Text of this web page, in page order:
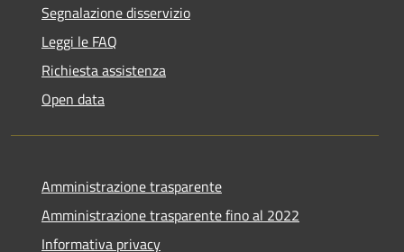
Segnalazione disservizio
Leggi le FAQ
Richiesta assistenza
Open data
Amministrazione trasparente
Amministrazione trasparente fino al 2022
Informativa privacy